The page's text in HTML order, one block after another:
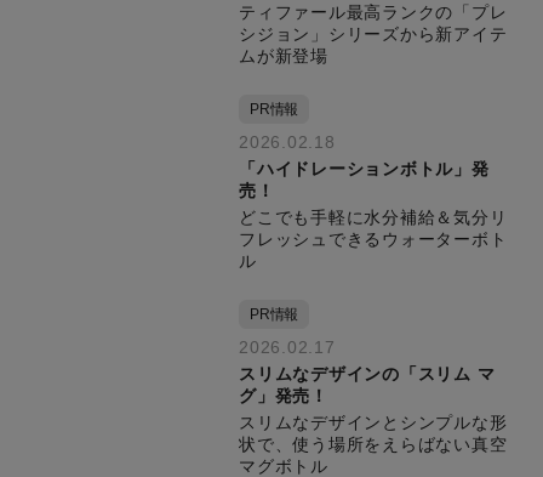
ティファール最高ランクの「プレ
シジョン」シリーズから新アイテ
ムが新登場
PR情報
2026.02.18
「ハイドレーションボトル」発
売！
どこでも手軽に水分補給＆気分リ
フレッシュできるウォーターボト
ル
PR情報
2026.02.17
スリムなデザインの「スリム マ
グ」発売！
スリムなデザインとシンプルな形
状で、使う場所をえらばない真空
マグボトル